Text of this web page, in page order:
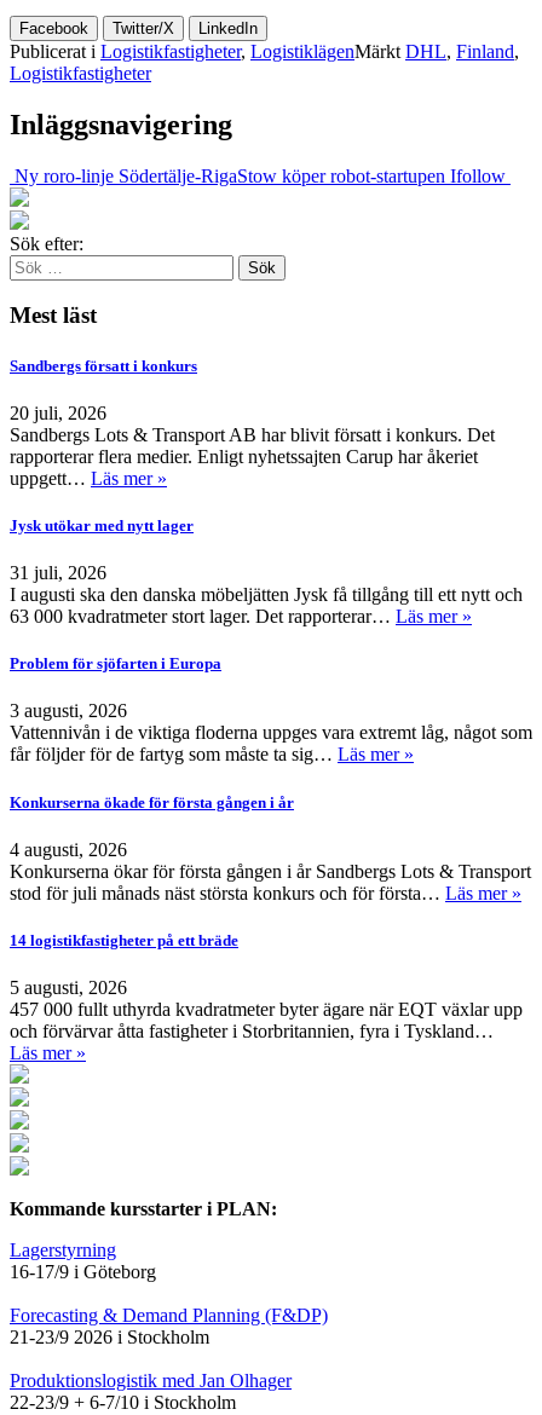
Facebook Twitter/X LinkedIn
Publicerat i Logistikfastigheter, LogistiklägenMärkt DHL, Finland,
Logistikfastigheter
Inläggsnavigering
Ny roro-linje Södertälje-RigaStow köper robot-startupen Ifollow
Sök efter:
Mest läst
Sandbergs försatt i konkurs
20 juli, 2026
Sandbergs Lots & Transport AB har blivit försatt i konkurs. Det
rapporterar flera medier. Enligt nyhetssajten Carup har åkeriet
uppgett… Läs mer »
Jysk utökar med nytt lager
31 juli, 2026
I augusti ska den danska möbeljätten Jysk få tillgång till ett nytt och
63 000 kvadratmeter stort lager. Det rapporterar… Läs mer »
Problem för sjöfarten i Europa
3 augusti, 2026
Vattennivån i de viktiga floderna uppges vara extremt låg, något som
får följder för de fartyg som måste ta sig… Läs mer »
Konkurserna ökade för första gången i år
4 augusti, 2026
Konkurserna ökar för första gången i år Sandbergs Lots & Transport
stod för juli månads näst största konkurs och för första… Läs mer »
14 logistikfastigheter på ett bräde
5 augusti, 2026
457 000 fullt uthyrda kvadratmeter byter ägare när EQT växlar upp
och förvärvar åtta fastigheter i Storbritannien, fyra i Tyskland…
Läs mer »
Kommande kursstarter i PLAN:
Lagerstyrning
16-17/9 i Göteborg
Forecasting & Demand Planning (F&DP)
21-23/9 2026 i Stockholm
Produktionslogistik med Jan Olhager
22-23/9 + 6-7/10 i Stockholm